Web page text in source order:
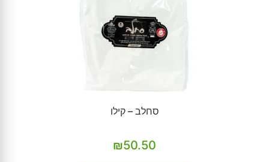
סחלב – קילו
₪50.50